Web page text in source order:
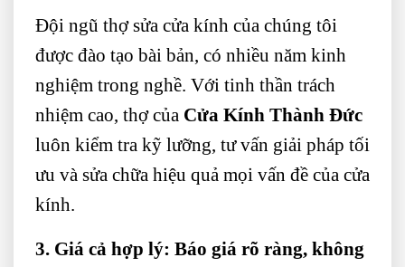
Đội ngũ thợ sửa cửa kính của chúng tôi
được đào tạo bài bản, có nhiều năm kinh
nghiệm trong nghề. Với tinh thần trách
nhiệm cao, thợ của Cửa Kính Thành Đức
luôn kiểm tra kỹ lưỡng, tư vấn giải pháp tối
ưu và sửa chữa hiệu quả mọi vấn đề của cửa
kính.
3. Giá cả hợp lý: Báo giá rõ ràng, không